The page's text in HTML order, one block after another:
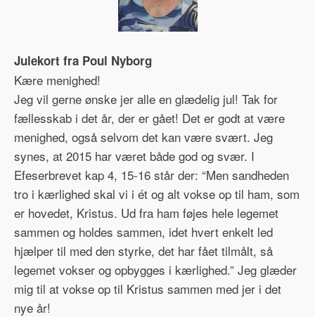
Julekort fra Poul Nyborg
Kære menighed!
Jeg vil gerne ønske jer alle en glædelig jul! Tak for
fællesskab i det år, der er gået! Det er godt at være
menighed, også selvom det kan være svært. Jeg
synes, at 2015 har været både god og svær. I
Efeserbrevet kap 4, 15-16 står der: “Men sandheden
tro i kærlighed skal vi i ét og alt vokse op til ham, som
er hovedet, Kristus. Ud fra ham føjes hele legemet
sammen og holdes sammen, idet hvert enkelt led
hjælper til med den styrke, det har fået tilmålt, så
legemet vokser og opbygges i kærlighed.” Jeg glæder
mig til at vokse op til Kristus sammen med jer i det
nye år!